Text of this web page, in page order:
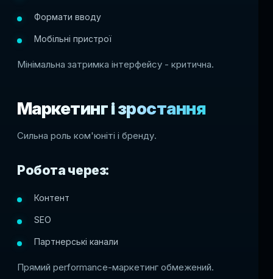
Формати вводу
Мобільні пристрої
Мінімальна затримка інтерфейсу - критична.
Маркетинг і зростання
Сильна роль ком'юніті і бренду.
Робота через:
Контент
SEO
Партнерські канали
Прямий performance-маркетинг обмежений.